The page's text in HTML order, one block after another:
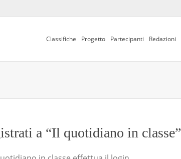
Classifiche Progetto Partecipanti Redazioni
a “Il quotidiano in classe”